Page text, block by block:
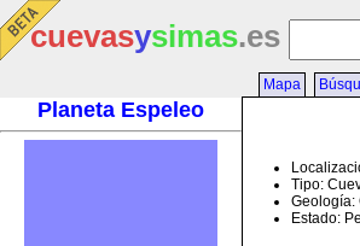
cuevasysimas.es
Planeta Espeleo
Mapa
Tipo:
Geología:
Estado: